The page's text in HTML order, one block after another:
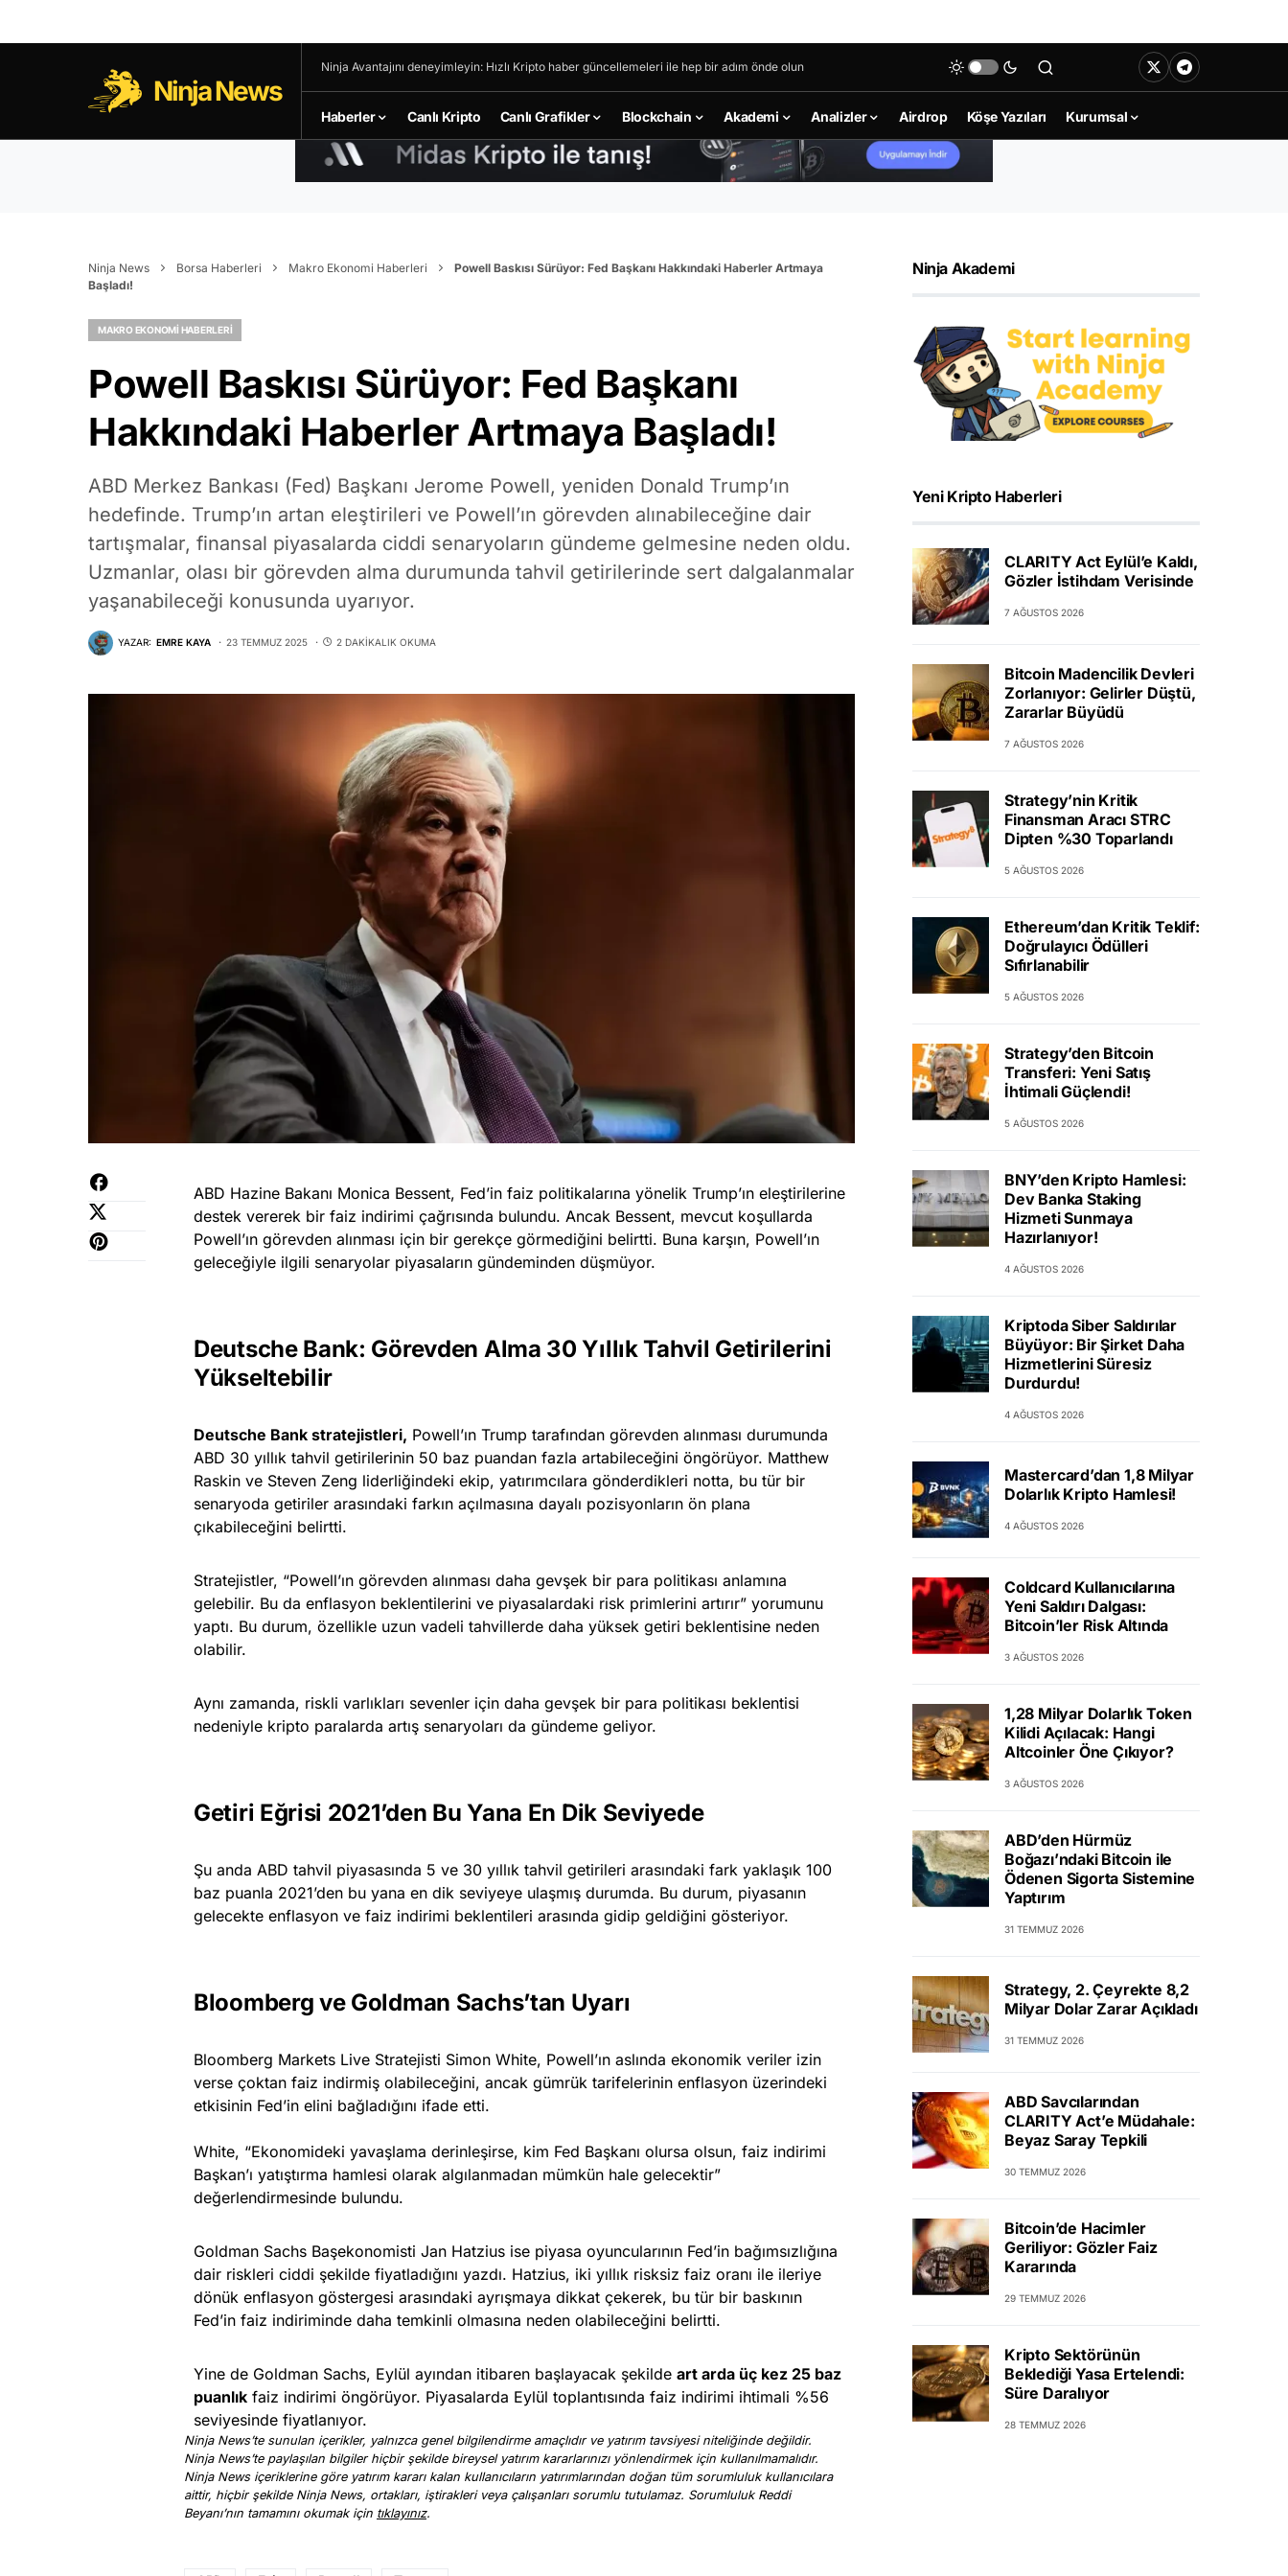
Ninja News
Ninja Avantajını deneyimleyin: Hızlı Kripto haber güncellemeleri ile hep bir adım önde olun
Haberler Canlı Kripto Canlı Grafikler Blockchain Akademi Analizler Airdrop Köşe Yazıları Kurumsal
Ninja News Borsa Haberleri Makro Ekonomi Haberleri
Powell Baskısı Sürüyor: Fed Başkanı Hakkındaki Haberler Artmaya
Başladı!
MAKRO EKONOMI HABERLERI
Powell Baskısı Sürüyor: Fed Başkanı
Hakkındaki Haberler Artmaya Başladı!
ABD Merkez Bankası (Fed) Başkanı Jerome Powell, yeniden Donald Trump’ın
hedefinde. Trump’ın artan eleştirileri ve Powell’ın görevden alınabileceğine dair
tartışmalar, finansal piyasalarda ciddi senaryoların gündeme gelmesine neden oldu.
Uzmanlar, olası bir görevden alma durumunda tahvil getirilerinde sert dalgalanmalar
yaşanabileceği konusunda uyarıyor.
YAZAR: EMRE KAYA 23 TEMMUZ 2025 2 DAKIKALIK OKUMA
ABD Hazine Bakanı Monica Bessent, Fed’in faiz politikalarına yönelik Trump’ın eleştirilerine
destek vererek bir faiz indirimi çağrısında bulundu. Ancak Bessent, mevcut koşullarda
Powell’ın görevden alınması için bir gerekçe görmediğini belirtti. Buna karşın, Powell’ın
geleceğiyle ilgili senaryolar piyasaların gündeminden düşmüyor.
Deutsche Bank: Görevden Alma 30 Yıllık Tahvil Getirilerini
Yükseltebilir
Deutsche Bank stratejistleri, Powell’ın Trump tarafından görevden alınması durumunda
ABD 30 yıllık tahvil getirilerinin 50 baz puandan fazla artabileceğini öngörüyor. Matthew
Raskin ve Steven Zeng liderliğindeki ekip, yatırımcılara gönderdikleri notta, bu tür bir
senaryoda getiriler arasındaki farkın açılmasına dayalı pozisyonların ön plana
çıkabileceğini belirtti.
Stratejistler, “Powell’ın görevden alınması daha gevşek bir para politikası anlamına
gelebilir. Bu da enflasyon beklentilerini ve piyasalardaki risk primlerini artırır” yorumunu
yaptı. Bu durum, özellikle uzun vadeli tahvillerde daha yüksek getiri beklentisine neden
olabilir.
Aynı zamanda, riskli varlıkları sevenler için daha gevşek bir para politikası beklentisi
nedeniyle kripto paralarda artış senaryoları da gündeme geliyor.
Getiri Eğrisi 2021’den Bu Yana En Dik Seviyede
Şu anda ABD tahvil piyasasında 5 ve 30 yıllık tahvil getirileri arasındaki fark yaklaşık 100
baz puanla 2021’den bu yana en dik seviyeye ulaşmış durumda. Bu durum, piyasanın
gelecekte enflasyon ve faiz indirimi beklentileri arasında gidip geldiğini gösteriyor.
Bloomberg ve Goldman Sachs’tan Uyarı
Bloomberg Markets Live Stratejisti Simon White, Powell’ın aslında ekonomik veriler izin
verse çoktan faiz indirmiş olabileceğini, ancak gümrük tarifelerinin enflasyon üzerindeki
etkisinin Fed’in elini bağladığını ifade etti.
White, “Ekonomideki yavaşlama derinleşirse, kim Fed Başkanı olursa olsun, faiz indirimi
Başkan’ı yatıştırma hamlesi olarak algılanmadan mümkün hale gelecektir”
değerlendirmesinde bulundu.
Goldman Sachs Başekonomisti Jan Hatzius ise piyasa oyuncularının Fed’in bağımsızlığına
dair riskleri ciddi şekilde fiyatladığını yazdı. Hatzius, iki yıllık risksiz faiz oranı ile ileriye
dönük enflasyon göstergesi arasındaki ayrışmaya dikkat çekerek, bu tür bir baskının
Fed’in faiz indiriminde daha temkinli olmasına neden olabileceğini belirtti.
Yine de Goldman Sachs, Eylül ayından itibaren başlayacak şekilde art arda üç kez 25 baz
puanlık faiz indirimi öngörüyor. Piyasalarda Eylül toplantısında faiz indirimi ihtimali %56
seviyesinde fiyatlanıyor.
Ninja News’te sunulan içerikler, yalnızca genel bilgilendirme amaçlıdır ve yatırım tavsiyesi niteliğinde değildir.
Ninja News’te paylaşılan bilgiler hiçbir şekilde bireysel yatırım kararlarınızı yönlendirmek için kullanılmamalıdır.
Ninja News içeriklerine göre yatırım kararı kalan kullanıcıların yatırımlarından doğan tüm sorumluluk kullanıcılara
aittir, hiçbir şekilde Ninja News, ortakları, iştirakleri veya çalışanları sorumlu tutulamaz. Sorumluluk Reddi
Beyanı’nın tamamını okumak için tıklayınız.
Ninja Akademi
Yeni Kripto Haberleri
CLARITY Act Eylül’e Kaldı,
Gözler İstihdam Verisinde
7 AĞUSTOS 2026
Bitcoin Madencilik Devleri
Zorlanıyor: Gelirler Düştü,
Zararlar Büyüdü
7 AĞUSTOS 2026
Strategy’nin Kritik
Finansman Aracı STRC
Dipten %30 Toparlandı
5 AĞUSTOS 2026
Ethereum’dan Kritik Teklif:
Doğrulayıcı Ödülleri
Sıfırlanabilir
5 AĞUSTOS 2026
Strategy’den Bitcoin
Transferi: Yeni Satış
İhtimali Güçlendi!
5 AĞUSTOS 2026
BNY’den Kripto Hamlesi:
Dev Banka Staking
Hizmeti Sunmaya
Hazırlanıyor!
4 AĞUSTOS 2026
Kriptoda Siber Saldırılar
Büyüyor: Bir Şirket Daha
Hizmetlerini Süresiz
Durdurdu!
4 AĞUSTOS 2026
Mastercard’dan 1,8 Milyar
Dolarlık Kripto Hamlesi!
4 AĞUSTOS 2026
Coldcard Kullanıcılarına
Yeni Saldırı Dalgası:
Bitcoin’ler Risk Altında
3 AĞUSTOS 2026
1,28 Milyar Dolarlık Token
Kilidi Açılacak: Hangi
Altcoinler Öne Çıkıyor?
3 AĞUSTOS 2026
ABD’den Hürmüz
Boğazı’ndaki Bitcoin ile
Ödenen Sigorta Sistemine
Yaptırım
31 TEMMUZ 2026
Strategy, 2. Çeyrekte 8,2
Milyar Dolar Zarar Açıkladı
31 TEMMUZ 2026
ABD Savcılarından
CLARITY Act’e Müdahale:
Beyaz Saray Tepkili
30 TEMMUZ 2026
Bitcoin’de Hacimler
Geriliyor: Gözler Faiz
Kararında
29 TEMMUZ 2026
Kripto Sektörünün
Beklediği Yasa Ertelendi:
Süre Daralıyor
28 TEMMUZ 2026